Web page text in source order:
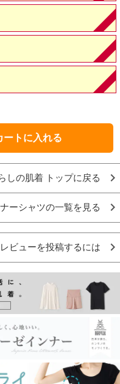
ートに入れる
しの肌着 トップに戻る
ーシャツの一覧を見る
ビューを投稿するには